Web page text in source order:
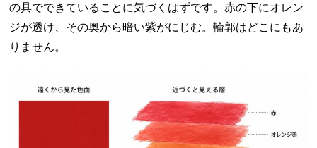
の具でできていることに気づくはずです。赤の下にオレン
ジが透け、その奥から暗い紫がにじむ。輪郭はどこにもあ
りません。